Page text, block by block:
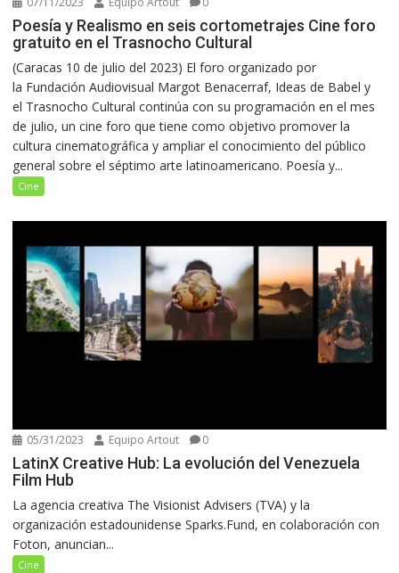
Poesía y Realismo en seis cortometrajes Cine foro
gratuito en el Trasnocho Cultural
(Caracas 10 de julio del 2023) El foro organizado por
la Fundación Audiovisual Margot Benacerraf, Ideas de Babel y
el Trasnocho Cultural continúa con su programación en el mes
de julio, un cine foro que tiene como objetivo promover la
cultura cinematográfica y ampliar el conocimiento del público
general sobre el séptimo arte latinoamericano. Poesía y...
Cine
05/31/2023 Equipo Artout 0
LatinX Creative Hub: La evolución del Venezuela
Film Hub
La agencia creativa The Visionist Advisers (TVA) y la
organización estadounidense Sparks.Fund, en colaboración con
Foton, anuncian...
Cine